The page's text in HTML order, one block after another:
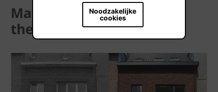
Noodzakelijke
cookies
Maak kennis met onze
thema's